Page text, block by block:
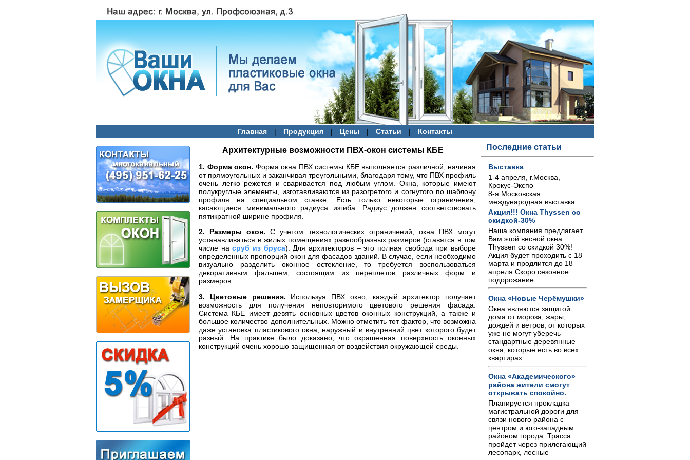
Главная | Продукция | Цены | Статьи | Контакты
Архитектурные возможности ПВХ-окон системы КБЕ
1. Форма окон. Форма окна ПВХ системы КБЕ выполняется различной, начиная
от прямоугольных и заканчивая треугольными, благодаря тому, что ПВХ профиль
очень легко режется и сваривается под любым углом. Окна, которые имеют
полукруглые элементы, изготавливаются из разогретого и согнутого по шаблону
профиля на специальном станке. Есть только некоторые ограничения,
касающиеся минимального радиуса изгиба. Радиус должен соответствовать
пятикратной ширине профиля.
2. Размеры окон. С учетом технологических ограничений, окна ПВХ могут
устанавливаться в жилых помещениях разнообразных размеров (ставятся в том
числе насруб из бруса). Для архитекторов – это полная свобода при выборе
определенных пропорций окон для фасадов зданий. В случае, если необходимо
визуально разделить оконное остекление, то требуется воспользоваться
декоративным фальшем, состоящим из переплетов различных форм и
размеров.
3. Цветовые решения. Используя ПВХ окно, каждый архитектор получает
возможность для получения неповторимого цветового решения фасада.
Система КБЕ имеет девять основных цветов оконных конструкций, а также и
большое количество дополнительных. Можно отметить тот фактор, что возможна
даже установка пластикового окна, наружный и внутренний цвет которого будет
разный. На практике было доказано, что окрашенная поверхность оконных
конструкций очень хорошо защищенная от воздействия окружающей среды.
Последние статьи
Выставка
1-4 апреля, г.Москва,
Крокус-Экспо
8-я Московская
международная выставка
Акция!!! Окна Thyssen со
скидкой-30%
Наша компания предлагает
Вам этой весной окна
Thyssen со скидкой 30%!
Акция будет проходить с 18
марта и продлится до 18
апреля.Скоро сезонное
подорожание
Окна «Новые Черёмушки»
Окна являются защитой
дома от мороза, жары,
дождей и ветров, от которых
уже не могут уберечь
стандартные деревянные
окна, которые есть во всех
квартирах.
Окна «Академического»
района жители смогут
открывать спокойно.
Планируется прокладка
магистральной дороги для
связи нового района с
центром и юго-западным
районом города. Трасса
пройдет через прилегающий
лесопарк, лесные